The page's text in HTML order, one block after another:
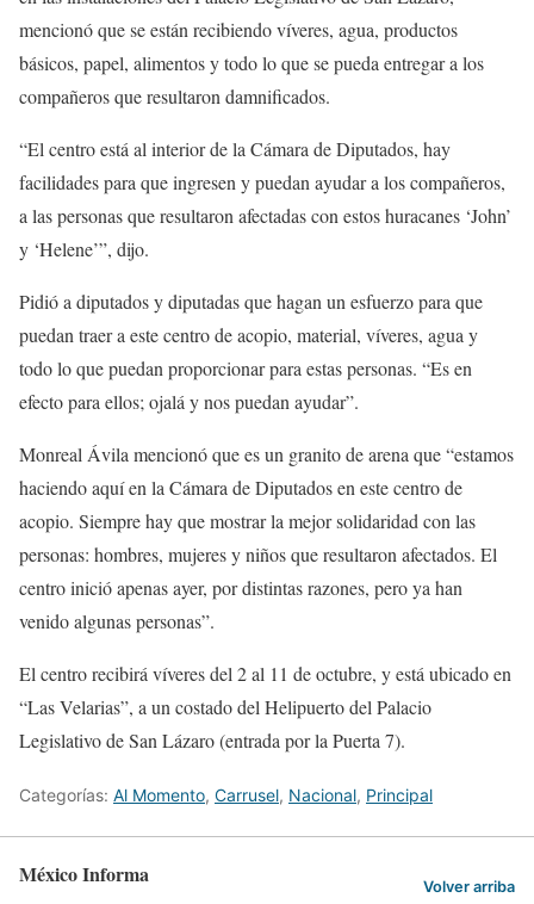
mencionó que se están recibiendo víveres, agua, productos
básicos, papel, alimentos y todo lo que se pueda entregar a los
compañeros que resultaron damnificados.
“El centro está al interior de la Cámara de Diputados, hay
facilidades para que ingresen y puedan ayudar a los compañeros,
a las personas que resultaron afectadas con estos huracanes ‘John’
y ‘Helene’”, dijo.
Pidió a diputados y diputadas que hagan un esfuerzo para que
puedan traer a este centro de acopio, material, víveres, agua y
todo lo que puedan proporcionar para estas personas. “Es en
efecto para ellos; ojalá y nos puedan ayudar”.
Monreal Ávila mencionó que es un granito de arena que “estamos
haciendo aquí en la Cámara de Diputados en este centro de
acopio. Siempre hay que mostrar la mejor solidaridad con las
personas: hombres, mujeres y niños que resultaron afectados. El
centro inició apenas ayer, por distintas razones, pero ya han
venido algunas personas”.
El centro recibirá víveres del 2 al 11 de octubre, y está ubicado en
“Las Velarias”, a un costado del Helipuerto del Palacio
Legislativo de San Lázaro (entrada por la Puerta 7).
Categorías: Al Momento, Carrusel, Nacional, Principal
México Informa Volver arriba